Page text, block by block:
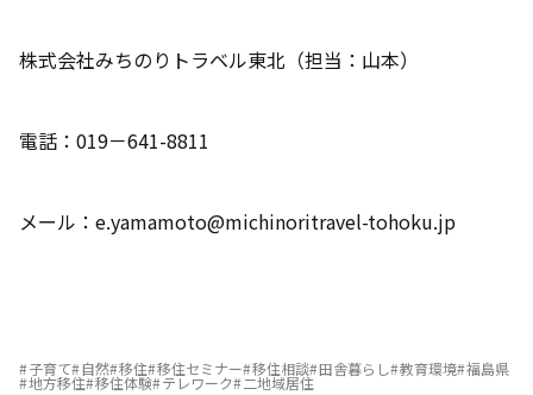
株式会社みちのりトラベル東北（担当：山本）
電話：019－641-8811
メール：e.yamamoto@michinoritravel-tohoku.jp
子育て 自然 移住 移住セミナー 移住相談 田舎暮らし 教育環境 福島県
地方移住 移住体験 テレワーク 二地域居住